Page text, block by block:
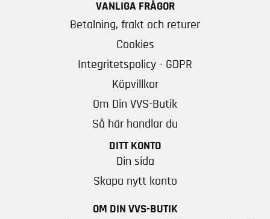
VANLIGA FRÅGOR
Betalning, frakt och returer
Cookies
Integritetspolicy - GDPR
Köpvillkor
Om Din VVS-Butik
Så här handlar du
DITT KONTO
Din sida
Skapa nytt konto
OM DIN VVS-BUTIK